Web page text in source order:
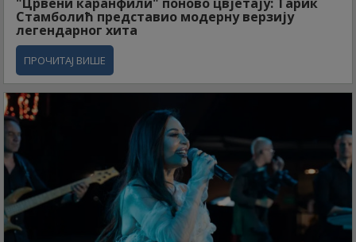
Стамболић представио модерну верзију
легендарног хита
ПРОЧИТАЈ ВИШЕ